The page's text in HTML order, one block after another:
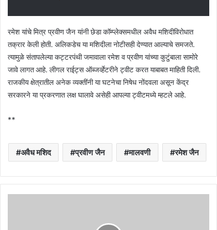
रमेश यांचे मित्र प्रवीण जैन यांनी छेडा कॉम्प्लेक्समधील अवैध मशिदीविरोधात
तक्रार केली होती. अलिकडेच या मशिदीला नोटीसही देण्यात आल्याचे समजते.
त्यामुळे संतापलेल्या कट्टरपंथी जमावाला रमेश व प्रवीण यांच्या कुटुंबाला सामोरे
जावे लागत आहे. लीगल राईट्स ऑब्जर्व्हेटरीने ट्वीट करत याबाबत माहिती दिली.
राजकीय क्षेत्रातील अनेक व्यक्तींनी या घटनेचा निषेध नोंदवला असून केंद्र
सरकारने या प्रकरणात लक्ष घालावे असेही आपल्या ट्वीटमध्ये म्हटले आहे.
**
अवैध मशिद प्रवीण जैन मालवणी रमेश जैन